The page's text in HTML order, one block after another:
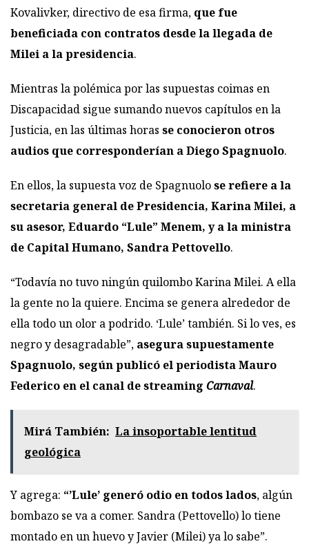
Kovalivker, directivo de esa firma, que fue
beneficiada con contratos desde la llegada de
Milei a la presidencia.
Mientras la polémica por las supuestas coimas en
Discapacidad sigue sumando nuevos capítulos en la
Justicia, en las últimas horas se conocieron otros
audios que corresponderían a Diego Spagnuolo.
En ellos, la supuesta voz de Spagnuolose refiere a la
secretaria general de Presidencia, Karina Milei, a
su asesor, Eduardo “Lule” Menem, y a la ministra
de Capital Humano, Sandra Pettovello.
“Todavía no tuvo ningún quilombo Karina Milei. A ella
la gente no la quiere. Encima se genera alrededor de
ella todo un olor a podrido. ‘Lule’ también. Si lo ves, es
negro y desagradable”, asegura supuestamente
Spagnuolo, según publicó el periodista Mauro
Federico en el canal de streaming Carnaval.
Mirá También: La insoportable lentitud
geológica
Y agrega: “’Lule’ generó odio en todos lados, algún
bombazo se va a comer. Sandra (Pettovello) lo tiene
montado en un huevo y Javier (Milei) ya lo sabe”.